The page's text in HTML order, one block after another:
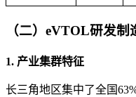
（二）eVTOL研发制
1. ‌产业集群特征‌
长三角地区集中了全国